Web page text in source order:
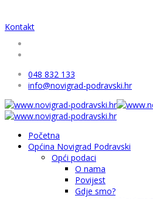
Kontakt
048 832 133
info@novigrad-podravski.hr
Početna
Općina Novigrad Podravski
Opći podaci
O nama
Povijest
Gdje smo?